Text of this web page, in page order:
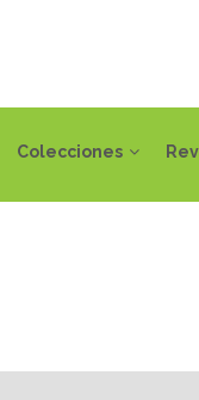
Colecciones